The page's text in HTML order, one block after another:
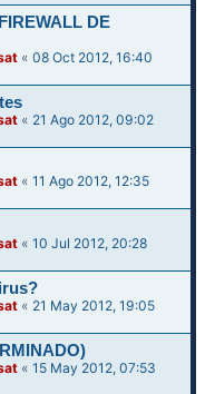
DE
«08 Oct 2012, 16:40
« 21 Ago 2012, 09:02
«11 Ago 2012, 12:35
«10 Jul 2012, 20:28
« 21 May 2012, 19:05
«15 May 2012, 07:53